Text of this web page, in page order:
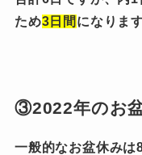
ため3日間 になります
③2022年のお
一般的なお盆休み